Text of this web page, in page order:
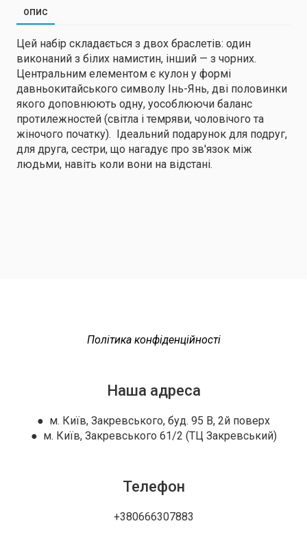
ОПИС
Цей набір складається з двох браслетів: один
виконаний з білих намистин, інший — з чорних.
Центральним елементом є кулон у формі
давньокитайського символу Інь-Янь, дві половинки
якого доповнюють одну, уособлюючи баланс
протилежностей (світла і темряви, чоловічого та
жіночого початку). Ідеальний подарунок для подруг,
для друга, сестри, що нагадує про зв'язок між
людьми, навіть коли вони на відстані.
Політика конфіденційності
Наша адреса
● м. Київ, Закревського, буд. 95 В, 2й поверх
● м. Київ, Закревського 61/2 (ТЦ Закревський)
Телефон
+380666307883